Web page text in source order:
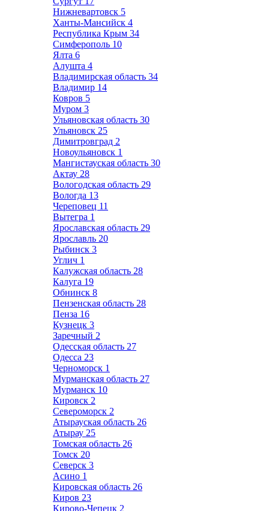
Нижневартовск 5
Ханты-Мансийск 4
Республика Крым 34
Симферополь 10
Ялта 6
Алушта 4
Владимирская область 34
Владимир 14
Ковров 5
Муром 3
Ульяновская область 30
Ульяновск 25
Димитровград 2
Новоульяновск 1
Мангистауская область 30
Актау 28
Вологодская область 29
Вологда 13
Череповец 11
Вытегра 1
Ярославская область 29
Ярославль 20
Рыбинск 3
Углич 1
Калужская область 28
Калуга 19
Обнинск 8
Пензенская область 28
Пенза 16
Кузнецк 3
Заречный 2
Одесская область 27
Одесса 23
Черноморск 1
Мурманская область 27
Мурманск 10
Кировск 2
Североморск 2
Атырауская область 26
Атырау 25
Томская область 26
Томск 20
Северск 3
Асино 1
Кировская область 26
Киров 23
Кирово-Чепецк 2